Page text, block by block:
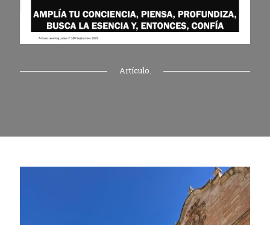
Artículo.